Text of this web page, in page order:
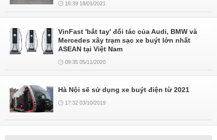
16:39 18/01/2021
VinFast 'bắt tay' đối tác của Audi, BMW và
Mercedes xây trạm sạc xe buýt lớn nhất
ASEAN tại Việt Nam
09:35 05/11/2020
Hà Nội sẽ sử dụng xe buýt điện từ 2021
17:32 03/10/2019